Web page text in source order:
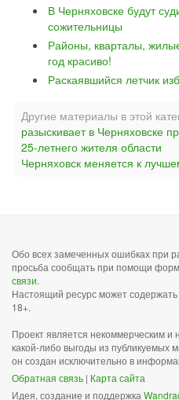
В Черняховске будут
сожительницы
Районы, кварталы,
год красиво!
Раскаявшийся летчик
Другие материалы в этой
разыскивает в Черняховске
25-летнего жителя области
Черняховск меняется к
Обо всех замеченных ошибках при
просьба сообщать при помощи
связи.
Настоящий ресурс может
18+.
Проект является некоммерческим и
какой-либо выгоды из публикуемых
он создан исключительно в
Обратная связь | Карта сайта
Идея, создание и поддержка